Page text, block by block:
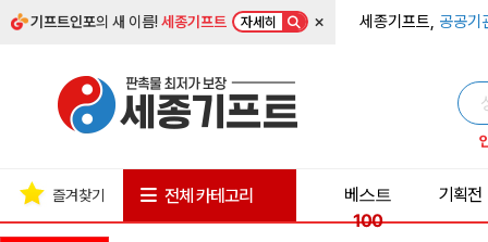
기프트인포의 새 이름!세종기프트 자세히 × 세종기프트, 공공기
즐겨찾기 전체 카테고리
베스트
100
기획전